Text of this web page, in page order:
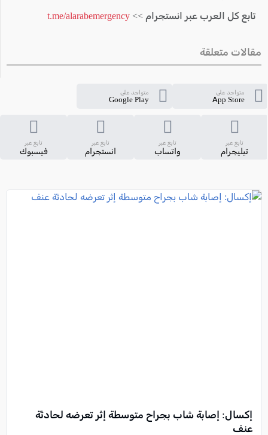
تابع كل العرب عبر انستجرام >> t.me/alarabemergency
مقالات متعلقة
متواجد على
App Store
متواجد على
Google Play
تابع عبر
تيليجرام
تابع عبر
واتساب
تابع عبر
انستجرام
تابع عبر
فيسبوك
إكسال: إصابة شاب بجراح متوسطة إثر تعرضه لحادثة
عنف